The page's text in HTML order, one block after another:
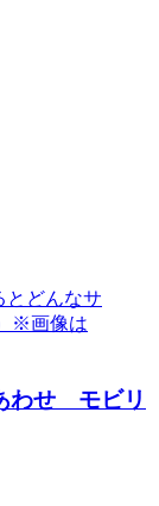
わせ モビリ